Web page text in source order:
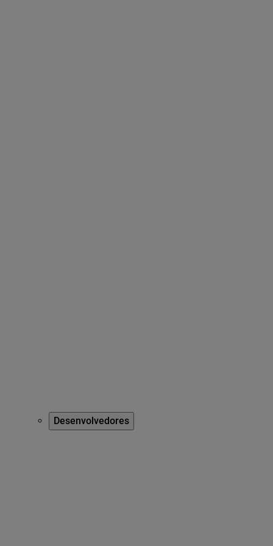
Desenvolvedores